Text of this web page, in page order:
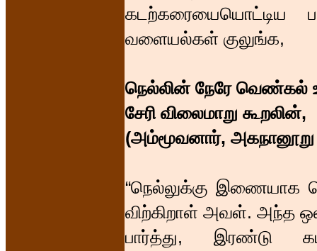
கடற்கரையையொட்டிய
வளையல்கள் குலுங்க,
நெல்லின் நேரே வெண்கல்
சேரி விலைமாறு கூறலின்,
(அம்மூவனார், அகநானூறு
“நெல்லுக்கு இணையாக
விற்கிறாள் அவள். அந்த
பார்த்து, இரண்டு